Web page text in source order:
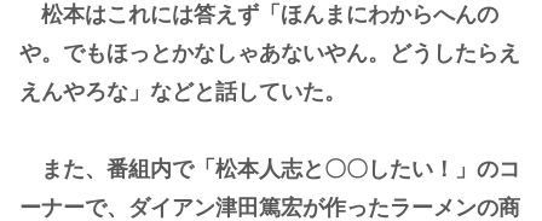
松本はこれには答えず「ほんまにわからへんの
や。でもほっとかなしゃあないやん。どうしたらえ
えんやろな」などと話していた。
また、番組内で「松本人志と〇〇したい！」のコ
ーナーで、ダイアン津田篤宏が作ったラーメンの商